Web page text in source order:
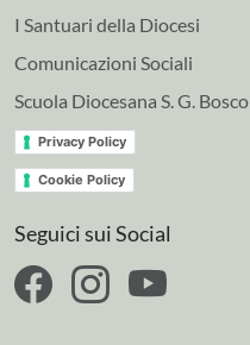
I Santuari della Diocesi
Comunicazioni Sociali
Scuola Diocesana S. G. Bosco
Privacy Policy
Cookie Policy
Seguici sui Social